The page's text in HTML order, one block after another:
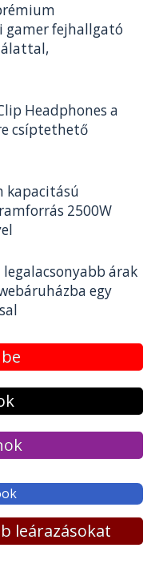
gamer fejhallgató
Headphones a
csíptethető
kapacitású
2500W
árak
egy
leárazásokat